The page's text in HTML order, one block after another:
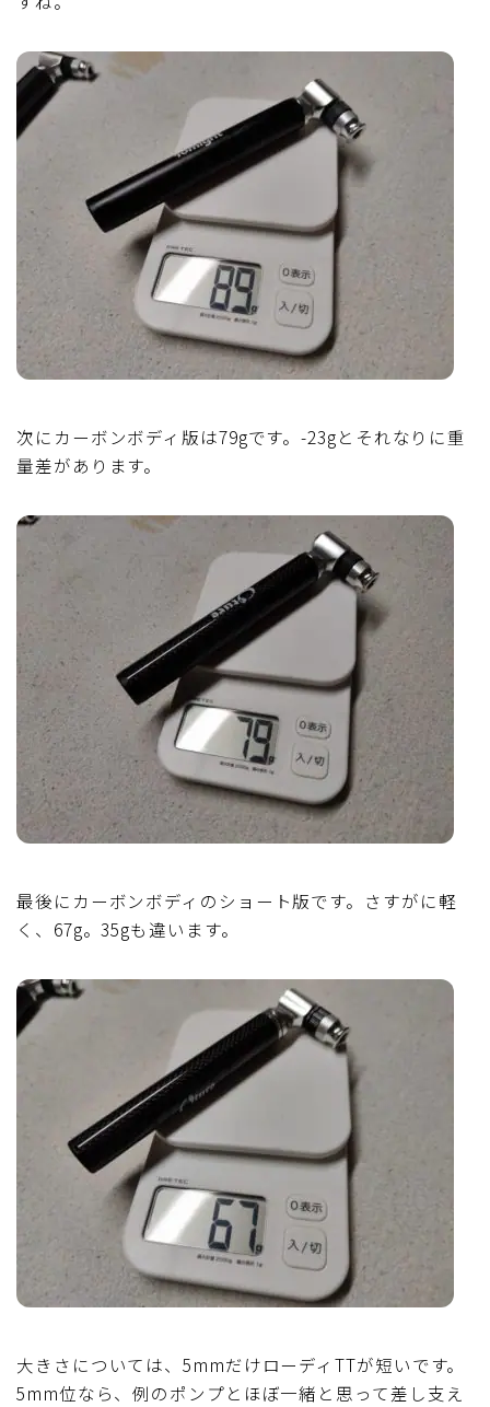
次にカーボンボディ版は79gです。-23gとそれなりに重
量差があります。
最後にカーボンボディのショート版です。さすがに軽
く、67g。35gも違います。
大きさについては、5mmだけローディTTが短いです。
5mm位なら、例のポンプとほぼ一緒と思って差し支え